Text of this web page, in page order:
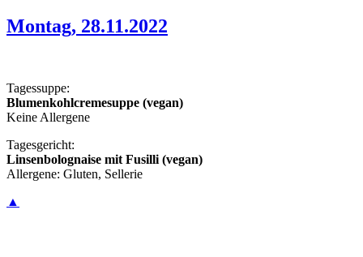
Montag, 28.11.2022
Tagessuppe:
Blumenkohlcremesuppe (vegan)
Keine Allergene
Tagesgericht:
Linsenbolognaise mit Fusilli (vegan)
Allergene: Gluten, Sellerie
▲